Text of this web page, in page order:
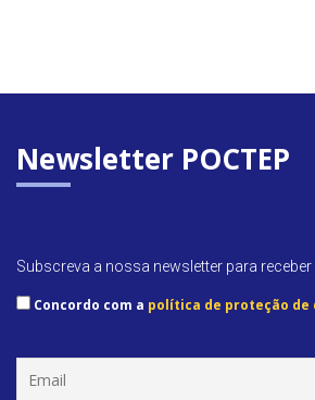
Newsletter POCTEP
Subscreva a nossa newsletter para receber
Concordo com a política de proteção de